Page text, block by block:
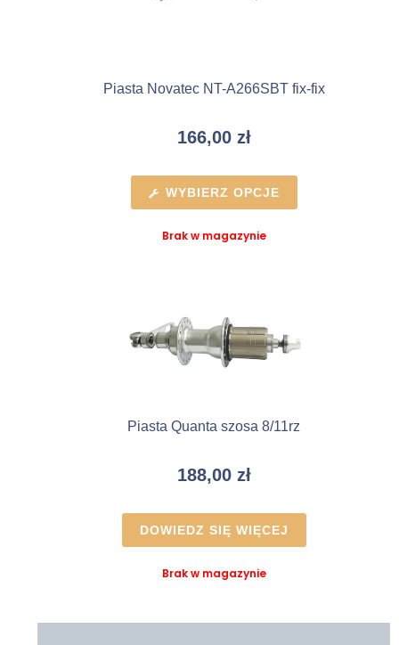
Piasta Novatec NT-A266SBT fix-fix
166,00 zł
WYBIERZ OPCJE
Brak w magazynie
Piasta Quanta szosa 8/11rz
188,00 zł
DOWIEDZ SIĘ WIĘCEJ
Brak w magazynie